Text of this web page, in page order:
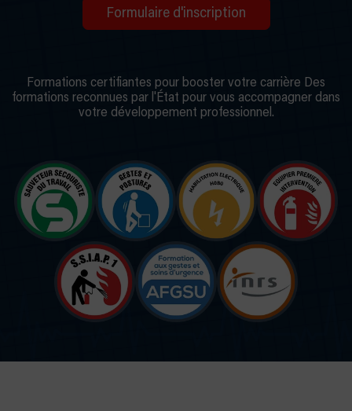
Formulaire d'inscription
Formations certifiantes pour booster votre carrière Des
formations reconnues par l'État pour vous accompagner dans
votre développement professionnel.